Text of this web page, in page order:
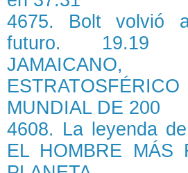
4675. Bolt volvió
futuro. 19.19
MUNDIAL DE 200
4608. La leyenda
EL HOMBRE MÁS